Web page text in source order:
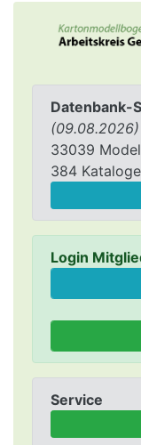
Datenbank-
(09.08.2026)
33039
384 Kataloge
Login
Service